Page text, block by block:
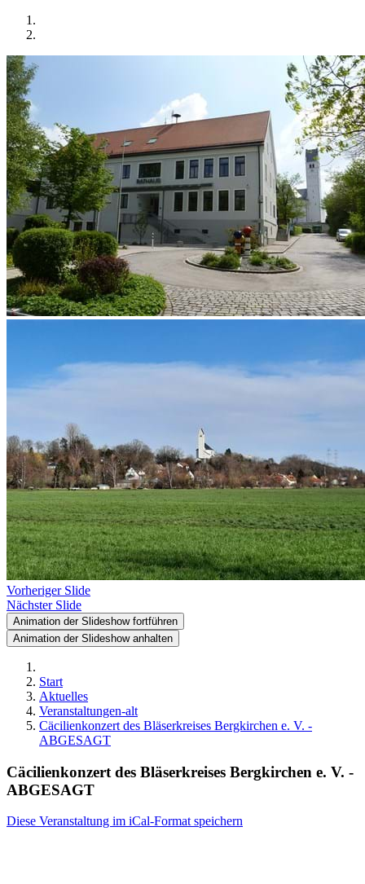
Vorheriger Slide
Nächster Slide
Animation der Slideshow fortführen
Animation der Slideshow anhalten
Start
Aktuelles
Veranstaltungen-alt
Cäcilienkonzert des Bläserkreises Bergkirchen e. V. -
ABGESAGT
Cäcilienkonzert des Bläserkreises Bergkirchen e. V. -
ABGESAGT
Diese Veranstaltung im iCal-Format speichern